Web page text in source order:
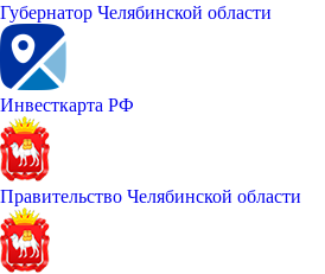
Губернатор Челябинской области
Инвесткарта РФ
Правительство Челябинской области